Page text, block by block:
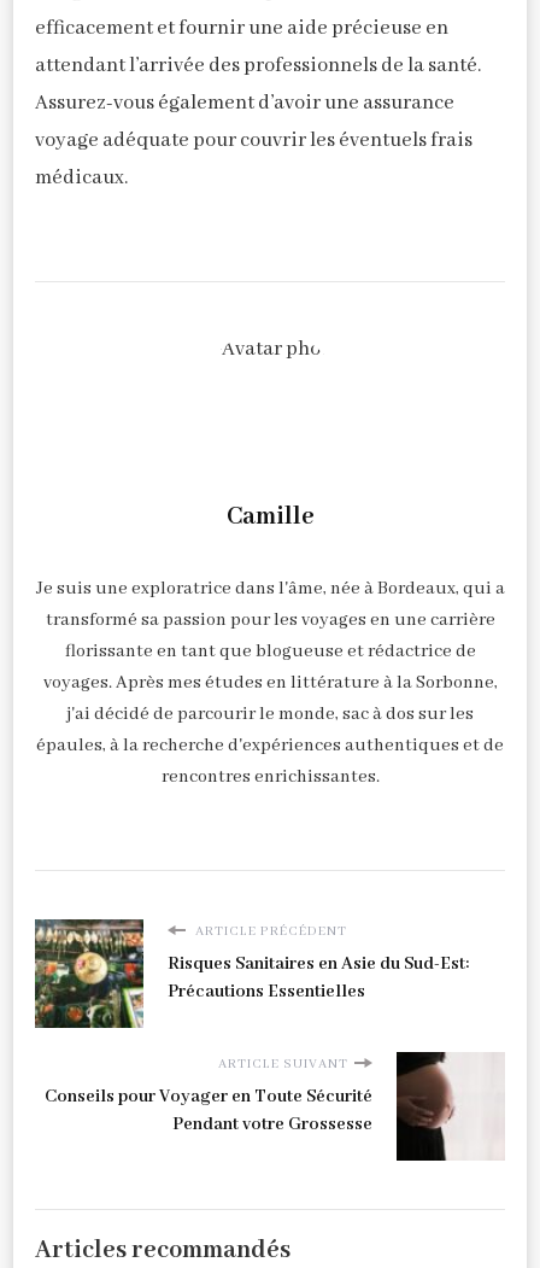
efficacement et fournir une aide précieuse en
attendant l’arrivée des professionnels de la santé.
Assurez-vous également d’avoir une assurance
voyage adéquate pour couvrir les éventuels frais
médicaux.
Camille
Je suis une exploratrice dans l'âme, née à Bordeaux, qui a
transformé sa passion pour les voyages en une carrière
florissante en tant que blogueuse et rédactrice de
voyages. Après mes études en littérature à la Sorbonne,
j'ai décidé de parcourir le monde, sac à dos sur les
épaules, à la recherche d'expériences authentiques et de
rencontres enrichissantes.
ARTICLE PRÉCÉDENT
Risques Sanitaires en Asie du Sud-Est:
Précautions Essentielles
ARTICLE SUIVANT
Conseils pour Voyager en Toute Sécurité
Pendant votre Grossesse
Articles recommandés